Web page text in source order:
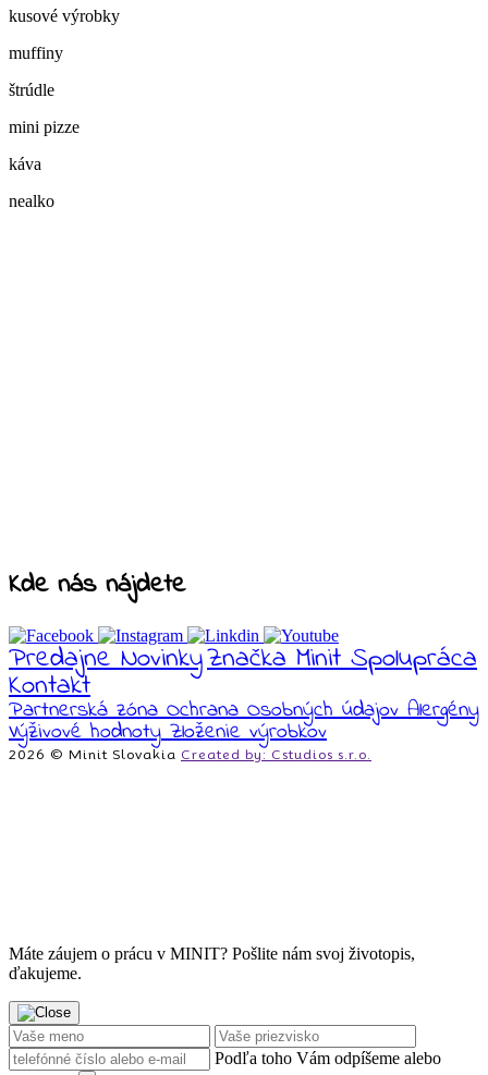
kusové výrobky
muffiny
štrúdle
mini pizze
káva
nealko
Kde nás nájdete
Predajne NovinkyZnačka Minit Spolupráca
Kontakt
Partnerská zóna Ochrana Osobných údajov Alergény
Výživové hodnoty Zloženie výrobkov
2026 © Minit Slovakia Created by: Cstudios s.r.o.
Máte záujem o prácu v MINIT? Pošlite nám svoj životopis,
ďakujeme.
Podľa toho Vám odpíšeme alebo